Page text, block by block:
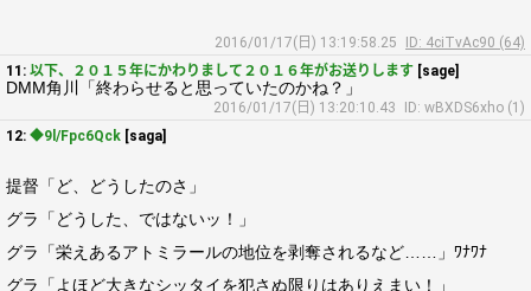
2016/01/17(日) 13:19:58.25
ID: 4ciTvAc90 (64)
11: 以下、２０１５年にかわりまして２０１６年がお送りします [sage]
DMM角川「終わらせると思っていたのかね？」
2016/01/17(日) 13:20:10.43
ID: wBXDS6xho (1)
12: ◆9l/Fpc6Qck [saga]
提督「ど、どうしたのさ」
グラ「どうした、ではないッ！」
グラ「栄えあるアトミラールの地位を剥奪されるなど……」ﾜﾅﾜﾅ
グラ「よほど大きなシッタイを犯さぬ限りはありえまい！」